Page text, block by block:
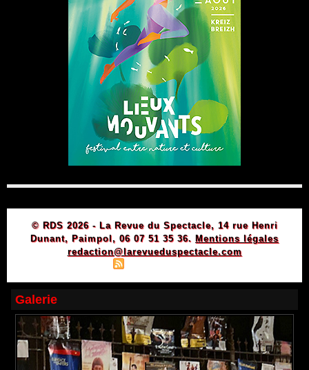
© RDS 2026 - La Revue du Spectacle, 14 rue Henri
Dunant, Paimpol, 06 07 51 35 36. Mentions légales
redaction@larevueduspectacle.com
Galerie